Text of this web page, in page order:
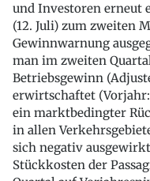
und Investoren erneut
(12. Juli) zum zweiten
Gewinnwarnung
man im zweiten
Betriebsgewinn
erwirtschaftet
ein marktbedingter
in allen
sich negativ
Stückkosten der